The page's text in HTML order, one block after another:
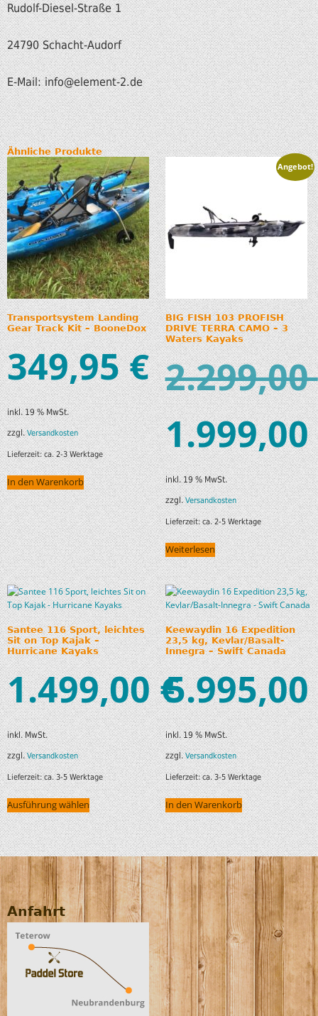
Rudolf-Diesel-Straße 1
24790 Schacht-Audorf
E-Mail: info@element-2.de
Ähnliche Produkte
Transportsystem Landing
Gear Track Kit – BooneDox
349,95€
inkl. 19 % MwSt.
zzgl.Versandkosten
Lieferzeit:ca. 2-3 Werktage
In den Warenkorb
Angebot!
BIG FISH 103 PROFISH
DRIVE TERRA CAMO – 3
Waters Kayaks
2.299,00
1.999,00
inkl. 19 % MwSt.
zzgl.Versandkosten
Lieferzeit:ca. 2-5 Werktage
Weiterlesen
Santee 116 Sport, leichtes
Sit on Top Kajak –
Hurricane Kayaks
1.499,00€
inkl. MwSt.
zzgl.Versandkosten
Lieferzeit:ca. 3-5 Werktage
Ausführung wählen
Keewaydin 16 Expedition
23,5 kg, Kevlar/Basalt-
Innegra – Swift Canada
5.995,00
inkl. 19 % MwSt.
zzgl.Versandkosten
Lieferzeit:ca. 3-5 Werktage
In den Warenkorb
Anfahrt